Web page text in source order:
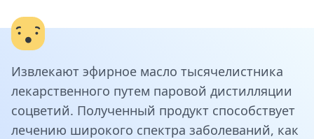
Извлекают эфирное масло тысячелистника
лекарственного путем паровой дистилляции
соцветий. Полученный продукт способствует
лечению широкого спектра заболеваний, как